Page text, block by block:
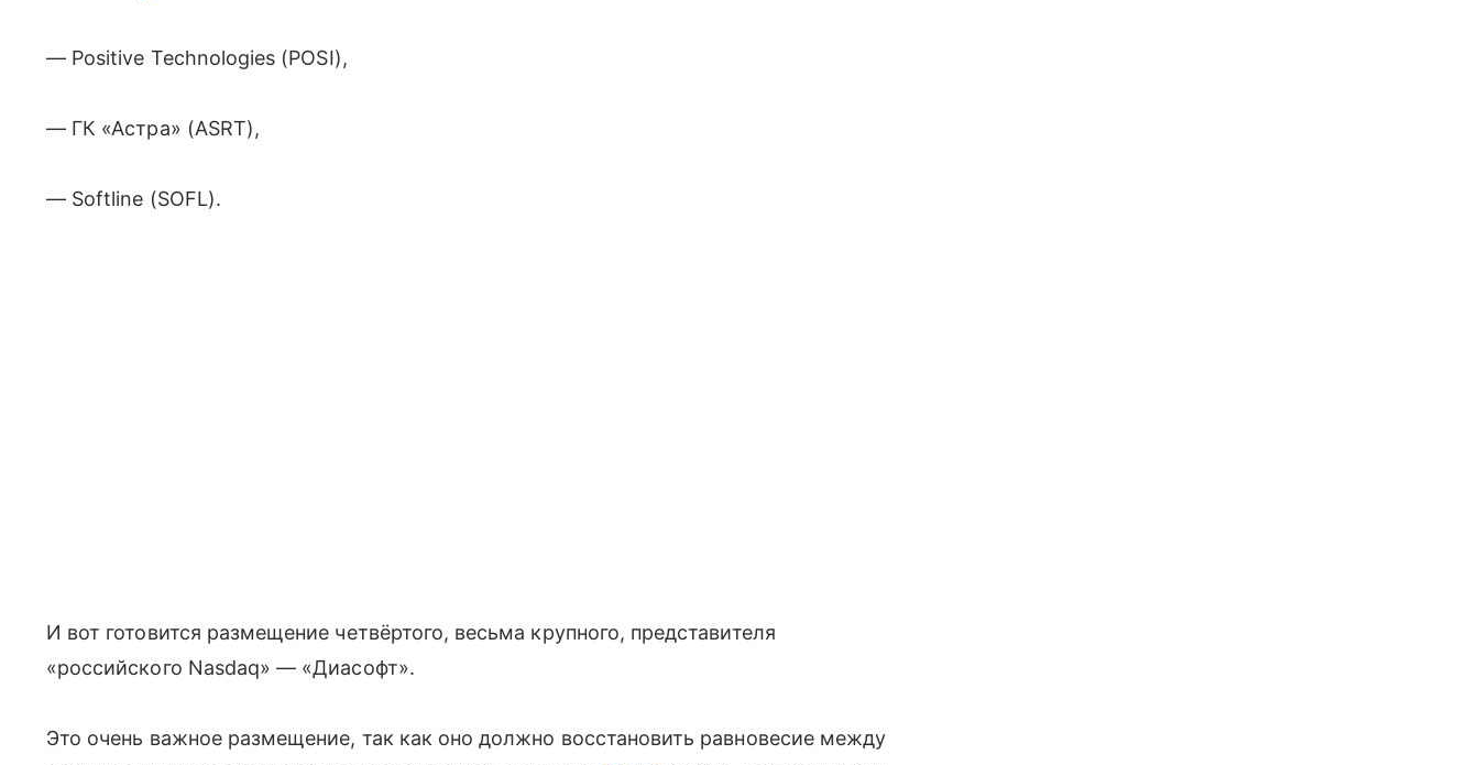
— Positive Technologies (POSI),
— ГК «Астра» (ASRT),
— Softline (SOFL).
И вот готовится размещение четвёртого, весьма крупного, представителя
«российского Nasdaq» — «Диасофт».
Это очень важное размещение, так как оно должно восстановить равновесие между